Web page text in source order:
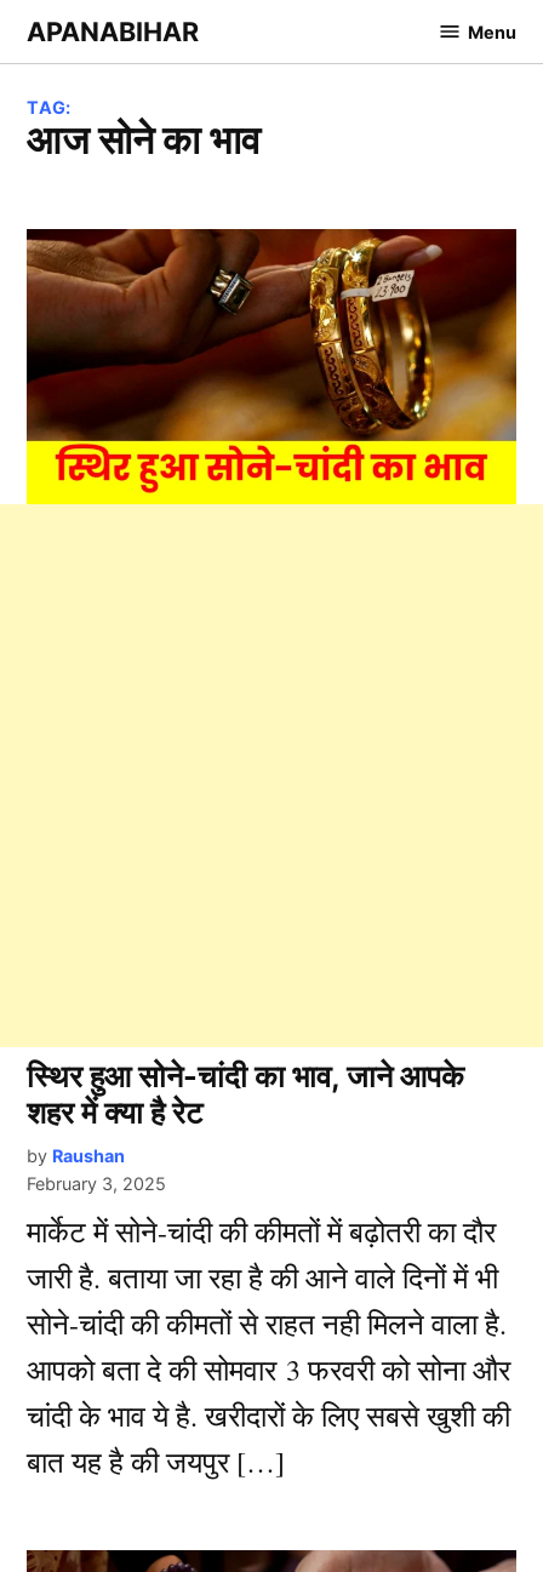
SkipAPANABIHAR Menu
TAG:
आज सोने का भाव
स्थिर हुआ सोने-चांदी का भाव, जाने आपके
शहर में क्या है रेट
by Raushan
February 3, 2025
मार्केट में सोने-चांदी की कीमतों में बढ़ोतरी का दौर
जारी है. बताया जा रहा है की आने वाले दिनों में भी
सोने-चांदी की कीमतों से राहत नही मिलने वाला है.
आपको बता दे की सोमवार 3 फरवरी को सोना और
चांदी के भाव ये है. खरीदारों के लिए सबसे खुशी की
बात यह है की जयपुर […]